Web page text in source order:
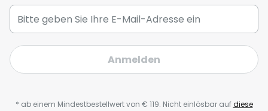
Anmelden
* ab einem Mindestbestellwert von € 119. Nicht einlösbar aufdiese